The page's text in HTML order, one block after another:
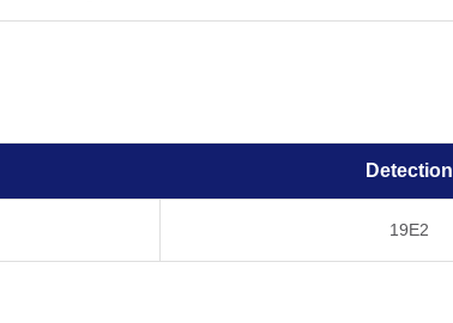
Detection
19E2